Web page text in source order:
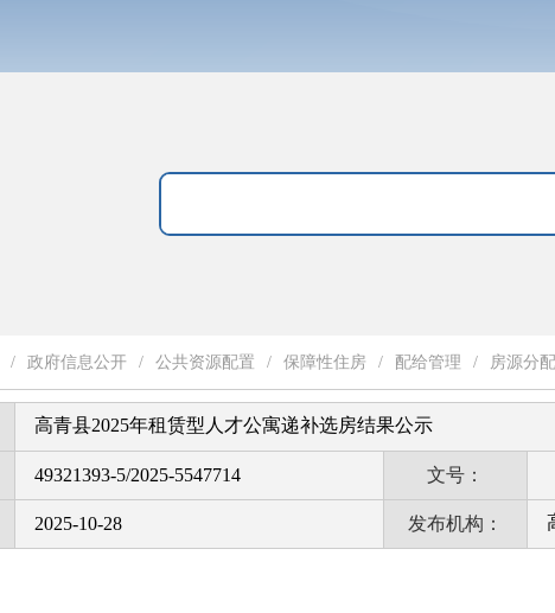
/ 政府信息公开 / 公共资源配置 / 保障性住房 / 配给管理 / 房源分配
高青县2025年租赁型人才公寓递补选房结果公示
49321393-5/2025-5547714 文号：
2025-10-28 发布机构：